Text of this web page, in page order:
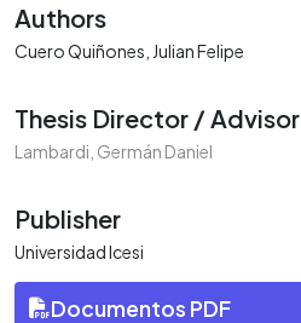
Authors
Cuero Quiñones, Julian Felipe
Thesis Director / Advisor
Lambardi, Germán Daniel
Publisher
Universidad Icesi
Documentos PDF